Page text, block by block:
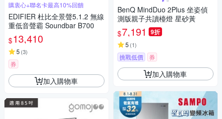
購衷心+聯名卡最高10%回饋
EDIFIER 杜比全景聲5.1.2 無線
重低音聲霸 Soundbar B700
$13,410
5 (3)
券
加入購物車
BenQ MindDuo 2Plus 坐姿偵
測版親子共讀檯燈 星砂黃
$7,191 9折
5 (1)
挑戰低價 券
加入購物車